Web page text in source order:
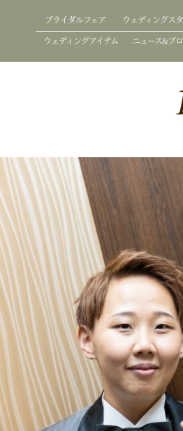
ブライダルフェア ウェディングス
ウェディングアイテム
ニュース&ブ